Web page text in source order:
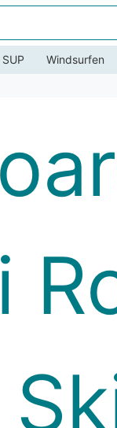
SUP Windsurfen